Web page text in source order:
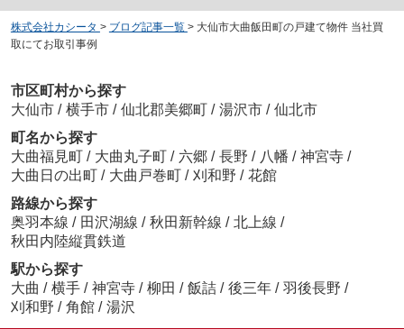
株式会社カシータ > ブログ記事一覧 > 大仙市大曲飯田町の戸建て物件 当社買
取にてお取引事例
市区町村から探す
大仙市 / 横手市 / 仙北郡美郷町 / 湯沢市 / 仙北市
町名から探す
大曲福見町 / 大曲丸子町 / 六郷 / 長野 / 八幡 / 神宮寺 /
大曲日の出町 / 大曲戸巻町 / 刈和野 / 花館
路線から探す
奥羽本線 / 田沢湖線 / 秋田新幹線 / 北上線 /
秋田内陸縦貫鉄道
駅から探す
大曲 / 横手 / 神宮寺 / 柳田 / 飯詰 / 後三年 / 羽後長野 /
刈和野 / 角館 / 湯沢